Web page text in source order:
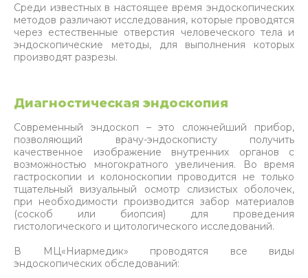
Среди известных в настоящее время эндоскопических
методов различают исследования, которые проводятся
через естественные отверстия человеческого тела и
эндоскопические методы, для выполнения которых
производят разрезы.
Диагностическая эндоскопия
Современный эндоскоп – это сложнейший прибор,
позволяющий врачу-эндоскописту получить
качественное изображение внутренних органов с
возможностью многократного увеличения. Во время
гастроскопии и колоноскопии проводится не только
тщательный визуальный осмотр слизистых оболочек,
при необходимости производится забор материалов
(соскоб или биопсия) для проведения
гистологического и цитологического исследований.
В МЦ«Ниармедик» проводятся все виды
эндоскопических обследований: